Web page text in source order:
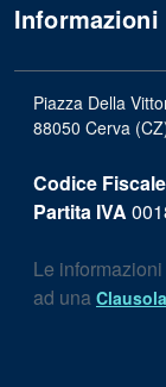
Informazioni
Piazza Della
88050 Cerva
Codice Fiscale
Partita IVA
Le
ad una